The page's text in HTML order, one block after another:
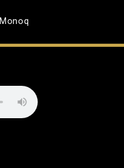
Monoq